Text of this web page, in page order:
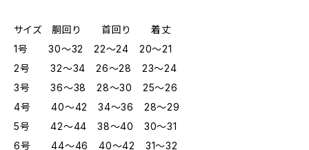
サイズ 胴回り 首回り 着丈
1号 30～32 22～24 20～21
2号 32～34 26～28 23～24
3号 36～38 28～30 25～26
4号 40～42 34～36 28～29
5号 42～44 38～40 30～31
6号 44～46 40～42 31～32